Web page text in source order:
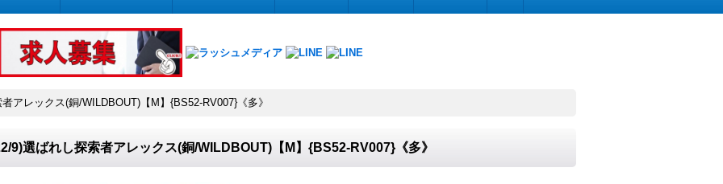
アレックス(銅/WILDBOUT)【M】{BS52-RV007}《多》
9)選ばれし探索者アレックス(銅/WILDBOUT)【M】{BS52-RV007}《多》